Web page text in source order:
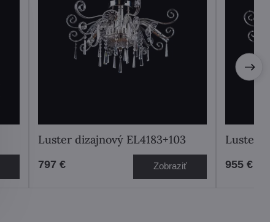
Luster dizajnový EL4183+103
797 € Zobraziť
Luster
955 €